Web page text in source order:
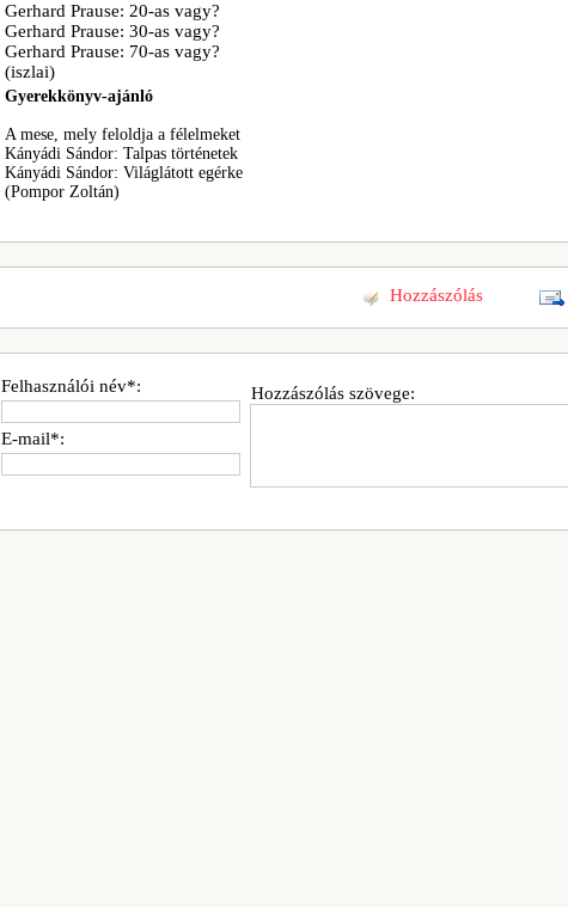
Gerhard Prause: 20-as vagy?
Gerhard Prause: 30-as vagy?
Gerhard Prause: 70-as vagy?
(iszlai)
Gyerekkönyv-ajánló
A mese, mely feloldja a félelmeket
Kányádi Sándor: Talpas történetek
Kányádi Sándor: Világlátott egérke
(Pompor Zoltán)
Hozzászólás
Hozzászólás szövege:
Felhasználói név*:
E-mail*: